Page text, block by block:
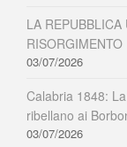
LA
03/07/2026
Calabria 1848:
ribellano ai
03/07/2026